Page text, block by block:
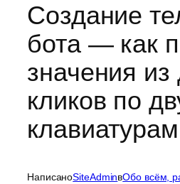
Создание
бота — как
значения из
кликов по
клавиатурам
НаписаноSiteAdminвОбо всём,